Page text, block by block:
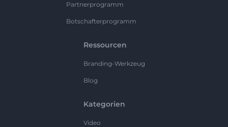
Partnerprogramm
Botschafterprogramm
Ressourcen
Branding-Werkzeug
Blog
Kategorien
Video